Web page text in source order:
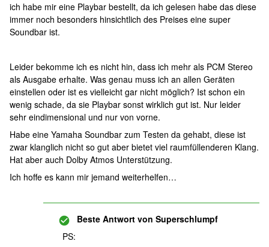
ich habe mir eine Playbar bestellt, da ich gelesen habe das diese
immer noch besonders hinsichtlich des Preises eine super
Soundbar ist.
Leider bekomme ich es nicht hin, dass ich mehr als PCM Stereo
als Ausgabe erhalte. Was genau muss ich an allen Geräten
einstellen oder ist es vielleicht gar nicht möglich? Ist schon ein
wenig schade, da sie Playbar sonst wirklich gut ist. Nur leider
sehr eindimensional und nur von vorne.
Habe eine Yamaha Soundbar zum Testen da gehabt, diese ist
zwar klanglich nicht so gut aber bietet viel raumfüllenderen Klang.
Hat aber auch Dolby Atmos Unterstützung.
Ich hoffe es kann mir jemand weiterhelfen…
Beste Antwort von Superschlumpf
PS: